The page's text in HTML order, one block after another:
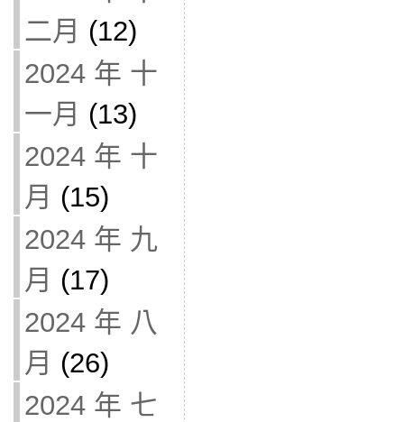
二月 (12)
2024 年 十
一月 (13)
2024 年 十
月 (15)
2024 年 九
月 (17)
2024 年 八
月 (26)
2024 年 七